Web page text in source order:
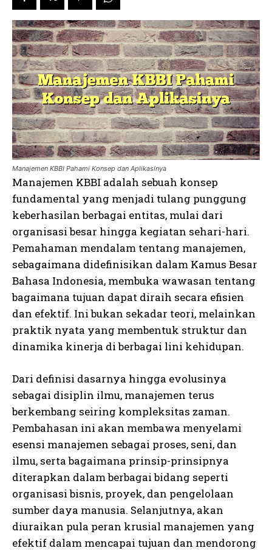
Manajemen KBBI Pahami Konsep dan Aplikasinya
Manajemen KBBI adalah sebuah konsep
fundamental yang menjadi tulang punggung
keberhasilan berbagai entitas, mulai dari
organisasi besar hingga kegiatan sehari-hari.
Pemahaman mendalam tentang manajemen,
sebagaimana didefinisikan dalam Kamus Besar
Bahasa Indonesia, membuka wawasan tentang
bagaimana tujuan dapat diraih secara efisien
dan efektif. Ini bukan sekadar teori, melainkan
praktik nyata yang membentuk struktur dan
dinamika kinerja di berbagai lini kehidupan.
Dari definisi dasarnya hingga evolusinya
sebagai disiplin ilmu, manajemen terus
berkembang seiring kompleksitas zaman.
Pembahasan ini akan membawa menyelami
esensi manajemen sebagai proses, seni, dan
ilmu, serta bagaimana prinsip-prinsipnya
diterapkan dalam berbagai bidang seperti
organisasi bisnis, proyek, dan pengelolaan
sumber daya manusia. Selanjutnya, akan
diuraikan pula peran krusial manajemen yang
efektif dalam mencapai tujuan dan mendorong